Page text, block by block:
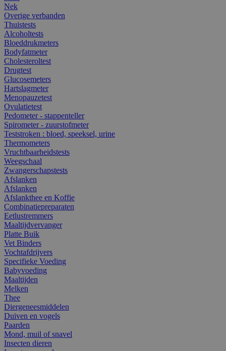
Nek
Overige verbanden
Thuistests
Alcoholtests
Bloeddrukmeters
Bodyfatmeter
Cholesteroltest
Drugtest
Glucosemeters
Hartslagmeter
Menopauzetest
Ovulatietest
Pedometer - stappenteller
Spirometer - zuurstofmeter
Teststroken : bloed, speeksel, urine
Thermometers
Vruchtbaarheidstests
Weegschaal
Zwangerschapstests
Afslanken
Afslanken
Afslankthee en Koffie
Combinatiepreparaten
Eetlustremmers
Maaltijdvervanger
Platte Buik
Vet Binders
Vochtafdrijvers
Specifieke Voeding
Babyvoeding
Maaltijden
Melken
Thee
Diergeneesmiddelen
Duiven en vogels
Paarden
Mond, muil of snavel
Insecten dieren